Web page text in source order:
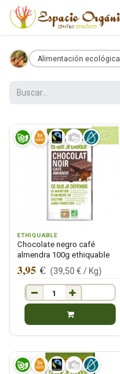
Ir al contenido
Alimentación ecológica
ETHIQUABLE
Chocolate negro café
almendra 100g ethiquable
3,95 € (39,50 € / Kg)